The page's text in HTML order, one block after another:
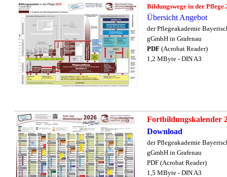
Bildungswege in der Pflege
Übersicht Angebot
der Pflegeakademie
gGmbH in Grafenau
PDF (Acrobat Reader)
1,2 MByte - DIN A3
Fortbildungskalender
Download
der Pflegeakademie
gGmbH in Grafenau
PDF (Acrobat Reader)
1,5 MByte - DIN A3